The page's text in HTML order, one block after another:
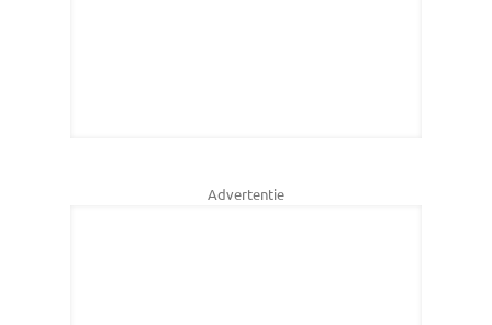
Advertentie